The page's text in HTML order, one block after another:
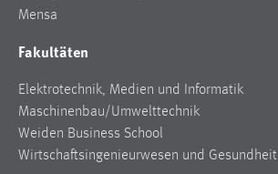
Mensa
Fakultäten
Elektrotechnik, Medien und Informatik
Maschinenbau/Umwelttechnik
Weiden Business School
Wirtschaftsingenieurwesen und Gesundheit